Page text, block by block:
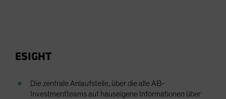
ESIGHT
Die zentrale Anlaufstelle, über die alle AB-
Investmentteams auf hauseigene Informationen über